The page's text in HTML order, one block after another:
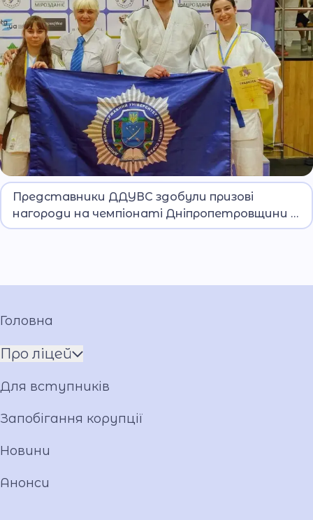
Серед призерів змагань – курсанти
університету та вихованці Дніпровського
ліцею ім. О. Гостіщева.
Представники ДДУВС здобули призові
нагороди на чемпіонаті Дніпропетровщини з
дзюдо
Головна
Про ліцей
Установчі документи
Мова освітнього процесу
Команда
Для вступників
Запобігання корупції
Новини
Анонси